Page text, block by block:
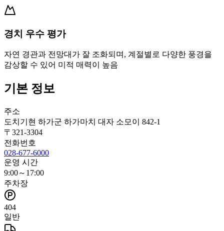
경치 우수 평가
자연 경관과 전망대가 잘 조화되며, 계절별로 다양한 풍경을
감상할 수 있어 미적 매력이 높음
기본 정보
주소
도치기현 하가군 하가마치 대자 소모이 842-1
〒 321-3304
전화번호
028-677-6000
운영 시간
9:00～17:00
주차장
404
일반